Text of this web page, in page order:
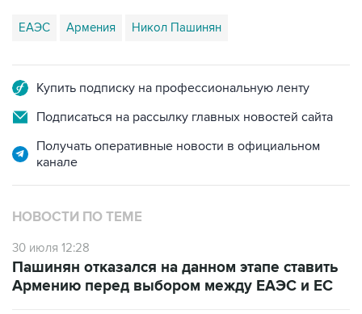
ЕАЭС Армения Никол Пашинян
Купить подписку на профессиональную ленту
Подписаться на рассылку главных новостей сайта
Получать оперативные новости в официальном
канале
НОВОСТИ ПО ТЕМЕ
30 июля 12:28
Пашинян отказался на данном этапе ставить
Армению перед выбором между ЕАЭС и ЕС